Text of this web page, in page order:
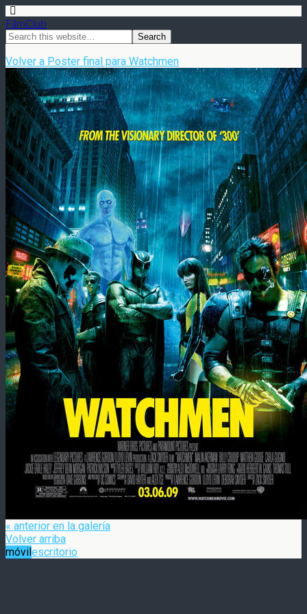
FilmClub
Volver a Poster final para Watchmen
« anterior en la galería
Volver arriba
móvilescritorio